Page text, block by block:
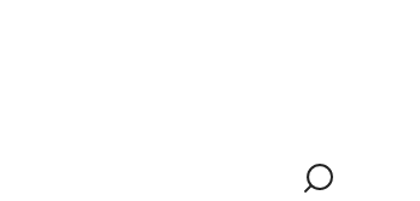
Siirry